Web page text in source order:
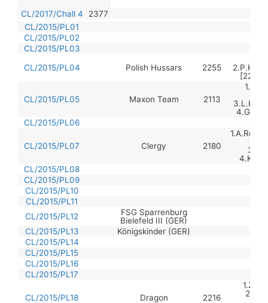
CL/2017/Chall 4
2377
CL/2015/PL01
CL/2015/PL02
CL/2015/PL03
CL/2015/PL04
Polish Hussars 2255
CL/2015/PL05 Maxon Team 2113
CL/2015/PL06
CL/2015/PL07 Clergy 2180
1.A.Roy
CL/2015/PL08
CL/2015/PL09
CL/2015/PL10
CL/2015/PL11
CL/2015/PL12
FSG Sparrenburg
Bielefeld III (GER)
CL/2015/PL13
Königskinder (GER)
CL/2015/PL14
CL/2015/PL15
CL/2015/PL16
CL/2015/PL17
CL/2015/PL18 Dragon 2216